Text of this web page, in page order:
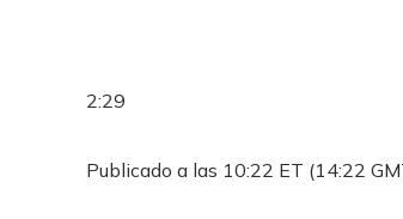
2:29
Publicado a las 10:22 ET (14:22